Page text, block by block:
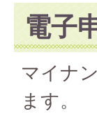
電子
マイナ
ます。